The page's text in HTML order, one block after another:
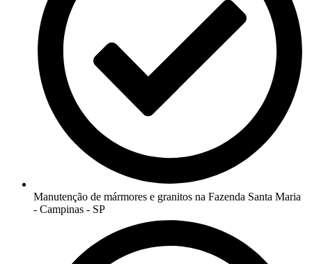
Manutenção de mármores e granitos na Fazenda Santa Maria
- Campinas - SP